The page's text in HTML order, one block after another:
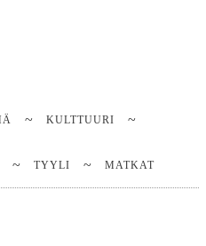
KULTTUURI
TYYLI MATKAT